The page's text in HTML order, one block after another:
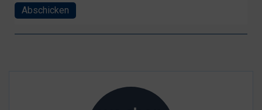
Abschicken